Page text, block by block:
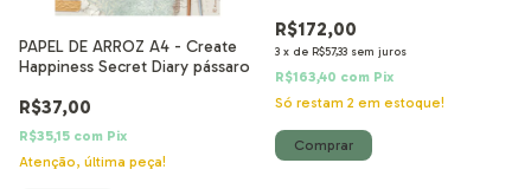
PAPEL DE ARROZ A4 - Create
Happiness Secret Diary pássaro
R$37,00
R$35,15 com Pix
Atenção, última peça!
R$172,00
3 x de R$57,33 sem juros
R$163,40 com Pix
Só restam 2 em estoque!